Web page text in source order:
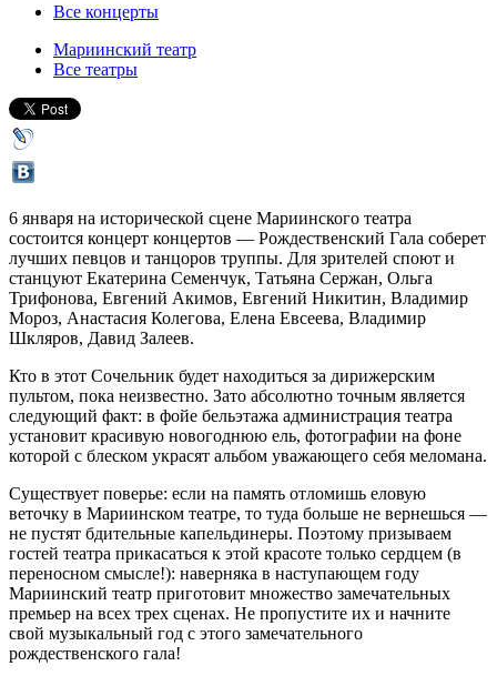
Все концерты
Мариинский театр
Все театры
6 января на исторической сцене Мариинского театра
состоится концерт концертов — Рождественский Гала соберет
лучших певцов и танцоров труппы. Для зрителей споют и
станцуют Екатерина Семенчук, Татьяна Сержан, Ольга
Трифонова, Евгений Акимов, Евгений Никитин, Владимир
Мороз, Анастасия Колегова, Елена Евсеева, Владимир
Шкляров, Давид Залеев.
Кто в этот Сочельник будет находиться за дирижерским
пультом, пока неизвестно. Зато абсолютно точным является
следующий факт: в фойе бельэтажа администрация театра
установит красивую новогоднюю ель, фотографии на фоне
которой с блеском украсят альбом уважающего себя меломана.
Существует поверье: если на память отломишь еловую
веточку в Мариинском театре, то туда больше не вернешься —
не пустят бдительные капельдинеры. Поэтому призываем
гостей театра прикасаться к этой красоте только сердцем (в
переносном смысле!): наверняка в наступающем году
Мариинский театр приготовит множество замечательных
премьер на всех трех сценах. Не пропустите их и начните
свой музыкальный год с этого замечательного
рождественского гала!